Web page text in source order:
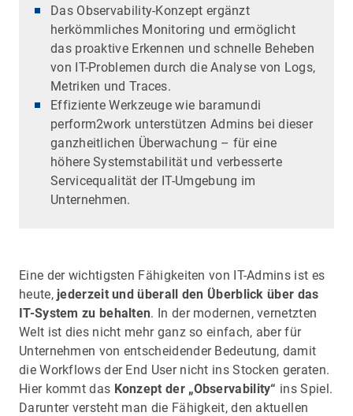
Das Observability-Konzept ergänzt
herkömmliches Monitoring und ermöglicht
das proaktive Erkennen und schnelle Beheben
von IT-Problemen durch die Analyse von Logs,
Metriken und Traces.
Effiziente Werkzeuge wie baramundi
perform2work unterstützen Admins bei dieser
ganzheitlichen Überwachung – für eine
höhere Systemstabilität und verbesserte
Servicequalität der IT-Umgebung im
Unternehmen.
Eine der wichtigsten Fähigkeiten von IT-Admins ist es
heute, jederzeit und überall den Überblick über das
IT-System zu behalten. In der modernen, vernetzten
Welt ist dies nicht mehr ganz so einfach, aber für
Unternehmen von entscheidender Bedeutung, damit
die Workflows der End User nicht ins Stocken geraten.
Hier kommt das Konzept der „Observability“ ins Spiel.
Darunter versteht man die Fähigkeit, den aktuellen